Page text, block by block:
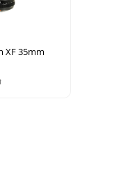
XF 35mm